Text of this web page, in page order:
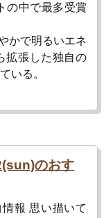
の中で最多受賞
かで明るいエネ
拡張した独自の
いる。
のおす
報 思い描いて